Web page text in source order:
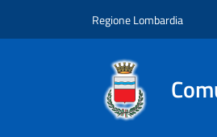
Regione Lombardia